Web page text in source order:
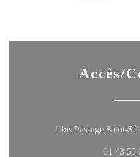
Accès/
1 bis Passage Saint-
01 43 55